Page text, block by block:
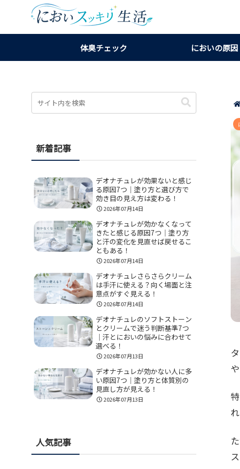
体臭チェック においの原因
新着記事
デオナチュレが効果ないと感じ
る原因7つ｜塗り方と選び方で
効き目の見え方は変わる！
2026年07月14日
デオナチュレが効かなくなって
きたと感じる原因7つ｜塗り方
と汗の変化を見直せば戻せるこ
ともある！
2026年07月14日
デオナチュレさらさらクリーム
は手汗に使える？向く場面と注
意点がすぐ見える！
2026年07月14日
デオナチュレのソフトストーン
とクリームで迷う判断基準7つ
｜汗とにおいの悩みに合わせて
選べる！
2026年07月13日
デオナチュレが効かない人に多
い原因7つ｜塗り方と体質別の
見直し方が見える！
2026年07月13日
人気記事